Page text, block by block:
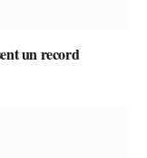
un record